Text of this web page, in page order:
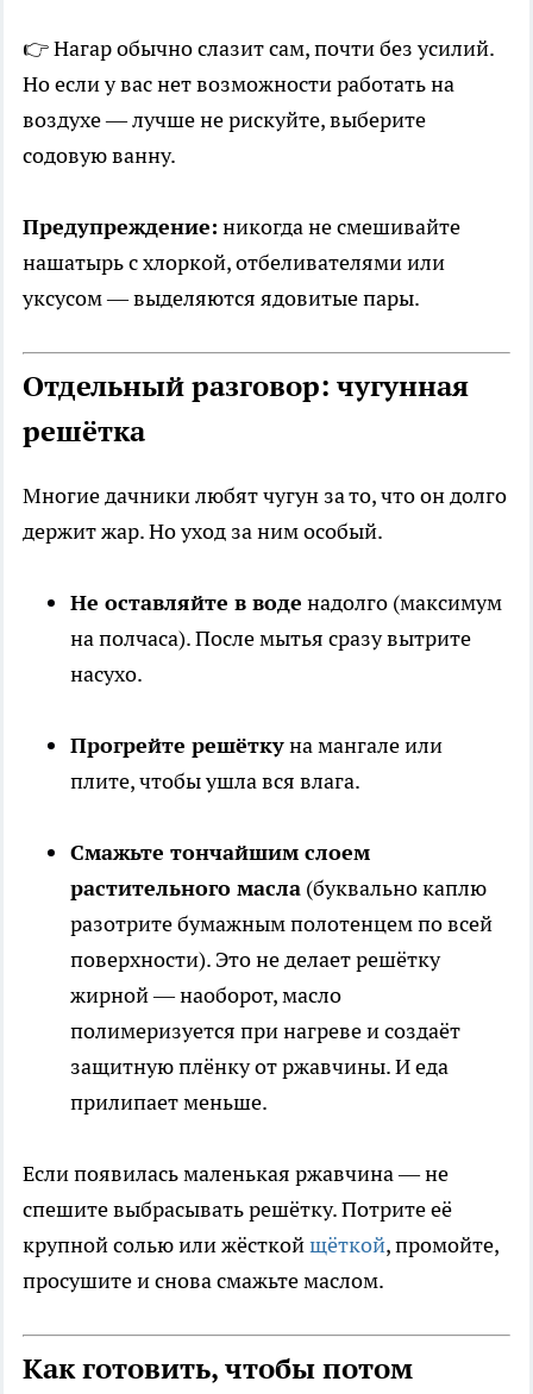
👉 Нагар обычно слазит сам, почти без усилий.
Но если у вас нет возможности работать на
воздухе — лучше не рискуйте, выберите
содовую ванну.
Предупреждение: никогда не смешивайте
нашатырь с хлоркой, отбеливателями или
уксусом — выделяются ядовитые пары.
Отдельный разговор: чугунная
решётка
Многие дачники любят чугун за то, что он долго
держит жар. Но уход за ним особый.
Не оставляйте в воде надолго (максимум
на полчаса). После мытья сразу вытрите
насухо.
Прогрейте решёткуна мангале или
плите, чтобы ушла вся влага.
Смажьте тончайшим слоем
растительного масла (буквально каплю
разотрите бумажным полотенцем по всей
поверхности). Это не делает решётку
жирной — наоборот, масло
полимеризуется при нагреве и создаёт
защитную плёнку от ржавчины. И еда
прилипает меньше.
Если появилась маленькая ржавчина — не
спешите выбрасывать решётку. Потрите её
крупной солью или жёсткойщёткой, промойте,
просушите и снова смажьте маслом.
Как готовить, чтобы потом